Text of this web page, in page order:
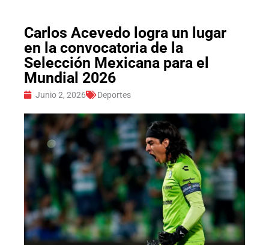
Carlos Acevedo logra un lugar
en la convocatoria de la
Selección Mexicana para el
Mundial 2026
Junio 2, 2026 Deportes